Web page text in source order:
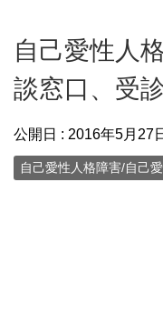
自己愛性人
談窓口、受
公開日 : 2016年5月27
自己愛性人格障害/自己